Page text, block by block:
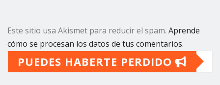
Este sitio usa Akismet para reducir el spam. Aprende
cómo se procesan los datos de tus comentarios.
PUEDES HABERTE PERDIDO